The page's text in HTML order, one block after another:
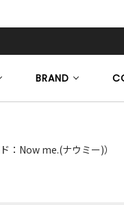
BRAND
ド：Now me.(ナウミー)）